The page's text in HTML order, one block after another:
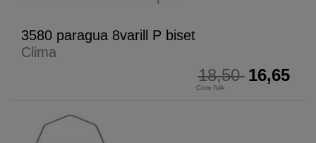
3580 paragua 8varill P biset
Clima
18,50 16,65
Com IVA